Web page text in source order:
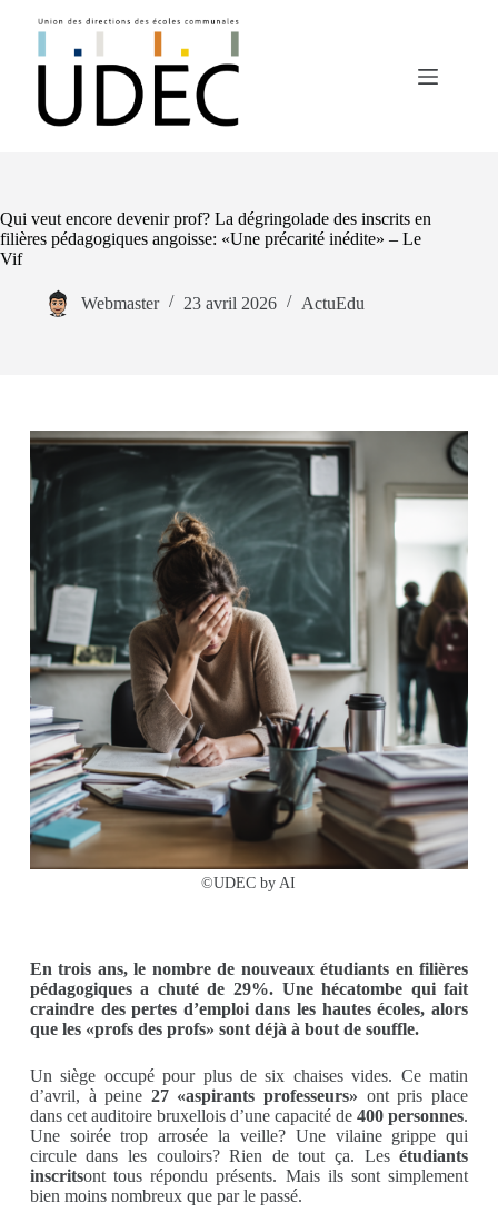
Qui veut encore devenir prof? La dégringolade des inscrits en
filières pédagogiques angoisse: «Une précarité inédite» – Le
Vif
Webmaster 23 avril 2026 ActuEdu
©UDEC by AI
En trois ans, le nombre de nouveaux étudiants en filières
pédagogiques a chuté de 29%. Une hécatombe qui fait
craindre des pertes d’emploi dans les hautes écoles, alors
que les «profs des profs» sont déjà à bout de souffle.
Un siège occupé pour plus de six chaises vides. Ce matin
d’avril, à peine 27 «aspirants professeurs» ont pris place
dans cet auditoire bruxellois d’une capacité de400 personnes.
Une soirée trop arrosée la veille? Une vilaine grippe qui
circule dans les couloirs? Rien de tout ça. Lesétudiants
inscritsont tous répondu présents. Mais ils sont simplement
bien moins nombreux que par le passé.